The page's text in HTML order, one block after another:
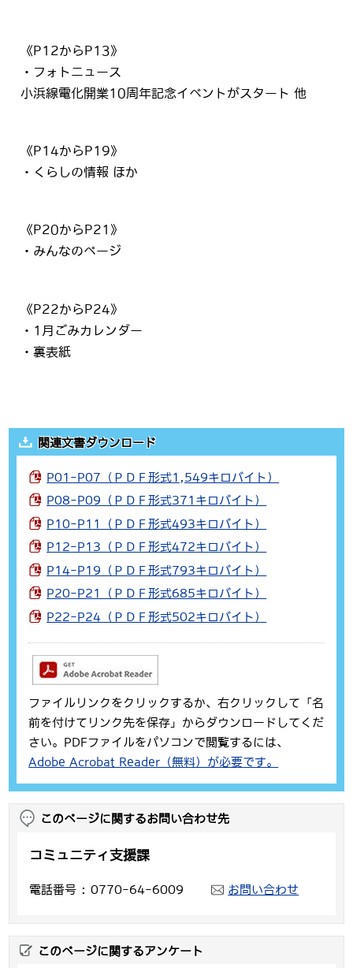
《P12からP13》
・フォトニュース
小浜線電化開業10周年記念イベントがスタート 他
《P14からP19》
・くらしの情報 ほか
《P20からP21》
・みんなのページ
《P22からP24》
・1月ごみカレンダー
・裏表紙
関連文書ダウンロード
P01-P07（ＰＤＦ形式1,549キロバイト）
P08-P09（ＰＤＦ形式371キロバイト）
P10-P11（ＰＤＦ形式493キロバイト）
P12-P13（ＰＤＦ形式472キロバイト）
P14-P19（ＰＤＦ形式793キロバイト）
P20-P21（ＰＤＦ形式685キロバイト）
P22-P24（ＰＤＦ形式502キロバイト）
ファイルリンクをクリックするか、右クリックして「名
前を付けてリンク先を保存」からダウンロードしてくだ
さい。PDFファイルをパソコンで閲覧するには、
Adobe Acrobat Reader（無料）が必要です。
このページに関するお問い合わせ先
コミュニティ支援課
電話番号 0770-64-6009 お問い合わせ
このページに関するアンケート